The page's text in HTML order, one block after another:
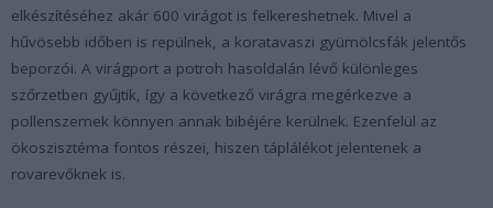
elkészítéséhez akár 600 virágot is felkereshetnek. Mivel a
hűvösebb időben is repülnek, a koratavaszi gyümölcsfák jelentős
beporzói. A virágport a potroh hasoldalán lévő különleges
szőrzetben gyűjtik, így a következő virágra megérkezve a
pollenszemek könnyen annak bibéjére kerülnek. Ezenfelül az
ökoszisztéma fontos részei, hiszen táplálékot jelentenek a
rovarevőknek is.